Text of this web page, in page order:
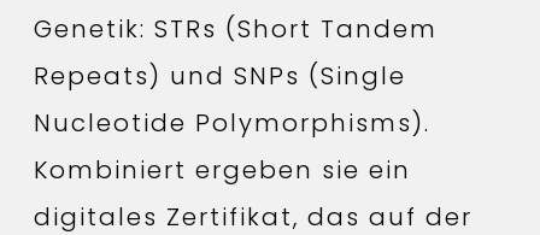
Genetik: STRs (Short Tandem
Repeats) und SNPs (Single
Nucleotide Polymorphisms).
Kombiniert ergeben sie ein
digitales Zertifikat, das auf der